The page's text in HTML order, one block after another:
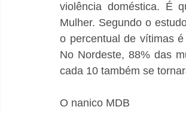
violência doméstica. É
Mulher. Segundo o
o percentual de vítimas
No Nordeste, 88% das
cada 10 também se
O nanico MDB